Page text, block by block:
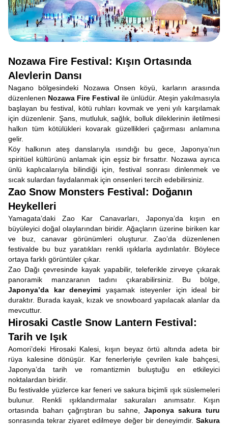
Nozawa Fire Festival: Kışın Ortasında
Alevlerin Dansı
Nagano bölgesindeki Nozawa Onsen köyü, karların arasında
düzenlenen Nozawa Fire Festival ile ünlüdür. Ateşin yakılmasıyla
başlayan bu festival, kötü ruhları kovmak ve yeni yılı karşılamak
için düzenlenir. Şans, mutluluk, sağlık, bolluk dileklerinin iletilmesi
halkın tüm kötülükleri kovarak güzellikleri çağırması anlamına
gelir.
Köy halkının ateş danslarıyla ısındığı bu gece, Japonya’nın
spiritüel kültürünü anlamak için eşsiz bir fırsattır. Nozawa ayrıca
ünlü kaplıcalarıyla bilindiği için, festival sonrası dinlenmek ve
sıcak sulardan faydalanmak için onsenleri tercih edebilirsiniz.
Zao Snow Monsters Festival: Doğanın
Heykelleri
Yamagata’daki Zao Kar Canavarları, Japonya’da kışın en
büyüleyici doğal olaylarından biridir. Ağaçların üzerine biriken kar
ve buz, canavar görünümleri oluşturur. Zao’da düzenlenen
festivalde bu buz yaratıkları renkli ışıklarla aydınlatılır. Böylece
ortaya farklı görüntüler çıkar.
Zao Dağı çevresinde kayak yapabilir, teleferikle zirveye çıkarak
panoramik manzaranın tadını çıkarabilirsiniz. Bu bölge,
Japonya’da kar deneyimi yaşamak isteyenler için ideal bir
duraktır. Burada kayak, kızak ve snowboard yapılacak alanlar da
mevcuttur.
Hirosaki Castle Snow Lantern Festival:
Tarih ve Işık
Aomori’deki Hirosaki Kalesi, kışın beyaz örtü altında adeta bir
rüya kalesine dönüşür. Kar fenerleriyle çevrilen kale bahçesi,
Japonya’da tarih ve romantizmin buluştuğu en etkileyici
noktalardan biridir.
Bu festivalde yüzlerce kar feneri ve sakura biçimli ışık süslemeleri
bulunur. Renkli ışıklandırmalar sakuraları anımsatır. Kışın
ortasında baharı çağrıştıran bu sahne,Japonya sakura turu
sonrasında tekrar ziyaret edilmeye değer bir deneyimdir. Sakura